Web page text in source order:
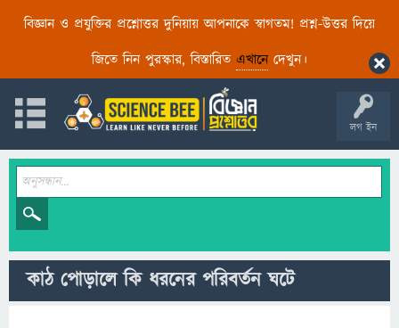
বিজ্ঞান ও প্রযুক্তির প্রশ্নোত্তর দুনিয়ায় আপনাকে স্বাগতম! প্রশ্ন-উত্তর দিয়ে
জিতে নিন পুরস্কার, বিস্তারিত এখানেদেখুন।
লগ ইন
কাঠ পোড়ালে কি ধরনের পরিবর্তন ঘটে